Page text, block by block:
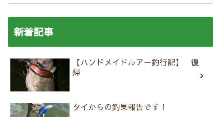
新着記事
【ハンドメイドルアー釣行記】 復
帰
タイからの釣果報告です！